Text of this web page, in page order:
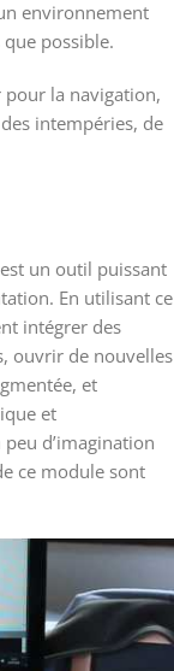
environnement
possible.
la navigation,
intempéries, de
un outil puissant
En utilisant ce
intégrer des
ouvrir de nouvelles
et
et
d’imagination
ce module sont